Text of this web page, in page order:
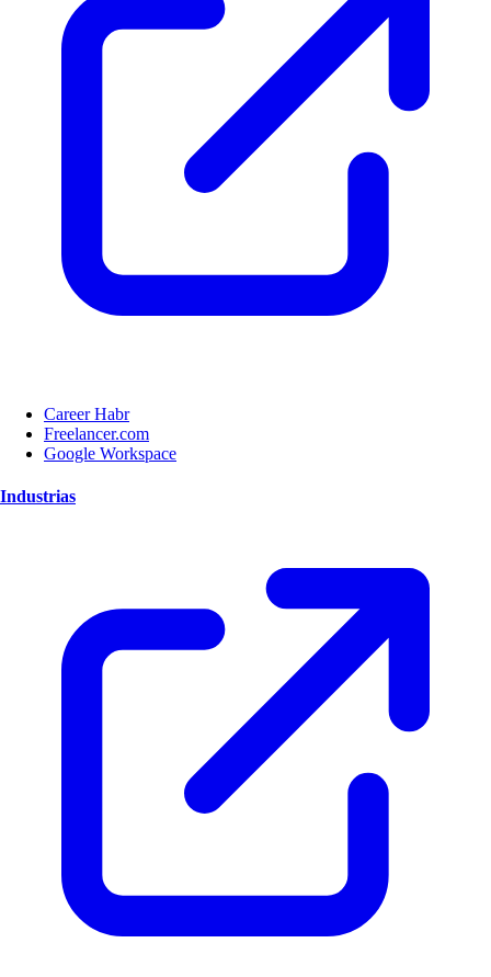
Career Habr
Freelancer.com
Google Workspace
Industrias